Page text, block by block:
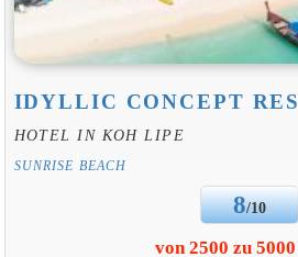
IDYLLIC CONCEPT
HOTEL IN KOH LIPE
SUNRISE BEACH
8/10
von 2500 zu